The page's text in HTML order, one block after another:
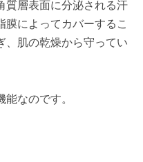
質層表面に分泌される汗
膜によってカバーするこ
、肌の乾燥から守ってい
なのです。